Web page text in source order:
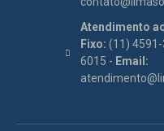
Atendimento
Fixo: (11)
6015 - Email: